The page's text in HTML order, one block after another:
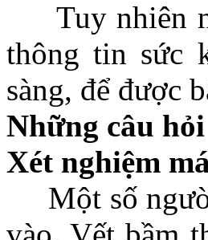
Tuy nhiên
thông tin sức
sàng, để được
Những câu
Xét nghiệm
Một số